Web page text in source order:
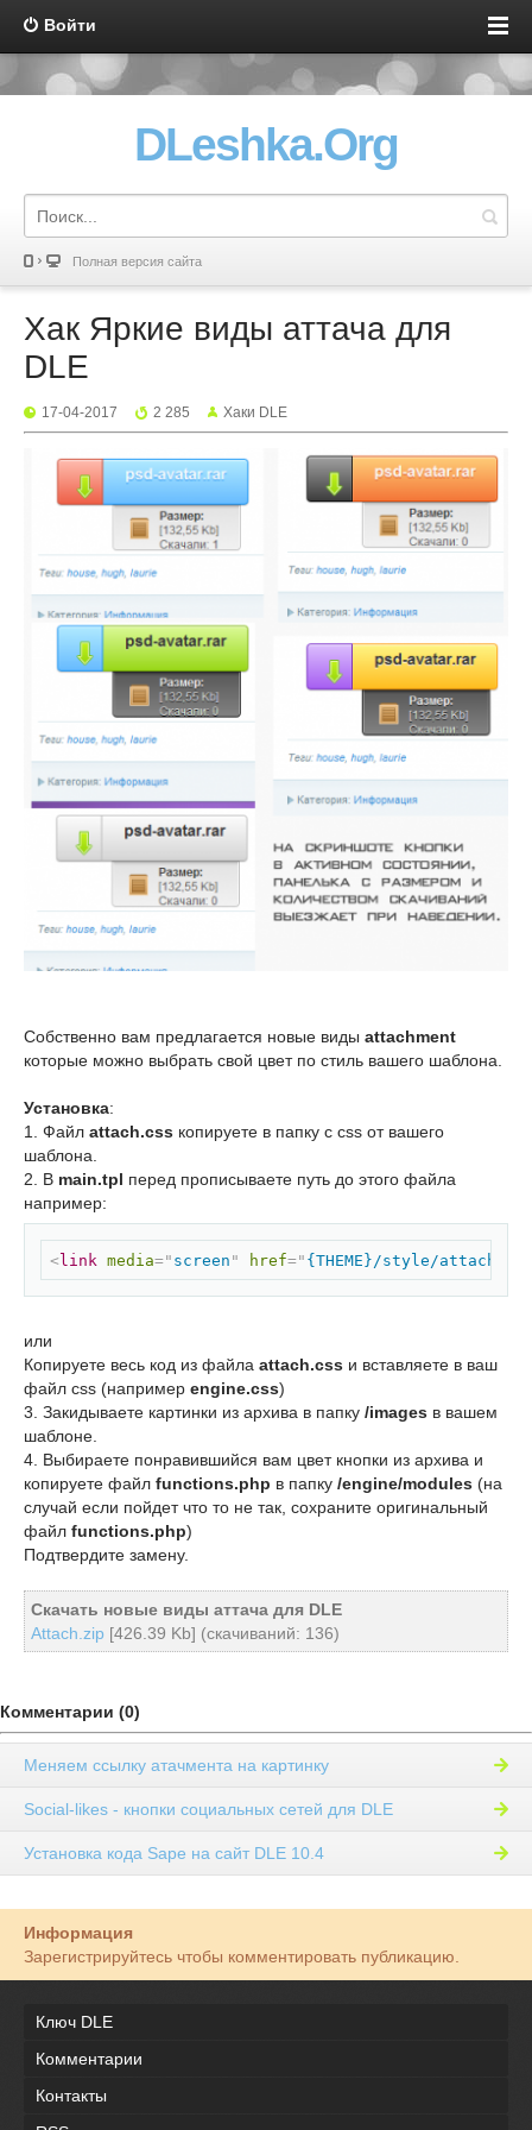
Войти
DLeshka.Org
Полная версия сайта
Хак Яркие виды аттача для
DLE
17-04-2017 2 285 Хаки DLE
Собственно вам предлагается новые виды attachment
которые можно выбрать свой цвет по стиль вашего шаблона.
Установка:
1. Файл attach.css копируете в папку с css от вашего
шаблона.
2. В main.tpl перед прописываете путь до этого файла
например:
<link media=" screen " href=" {THEME}/style/
Скопировать
или
Копируете весь код из файла attach.css и вставляете в ваш
файл css (например engine.css)
3. Закидываете картинки из архива в папку /images в вашем
шаблоне.
4. Выбираете понравившийся вам цвет кнопки из архива и
копируете файл functions.php в папку /engine/modules (на
случай если пойдет что то не так, сохраните оригинальный
файл functions.php)
Подтвердите замену.
Скачать новые виды аттача для DLE
Attach.zip [426.39 Kb] (cкачиваний: 136)
Комментарии (0)
Меняем ссылку атачмента на картинку
Social-likes - кнопки социальных сетей для DLE
Установка кода Sape на сайт DLE 10.4
Информация
Зарегистрируйтесь чтобы комментировать публикацию.
Ключ DLE
Комментарии
Контакты